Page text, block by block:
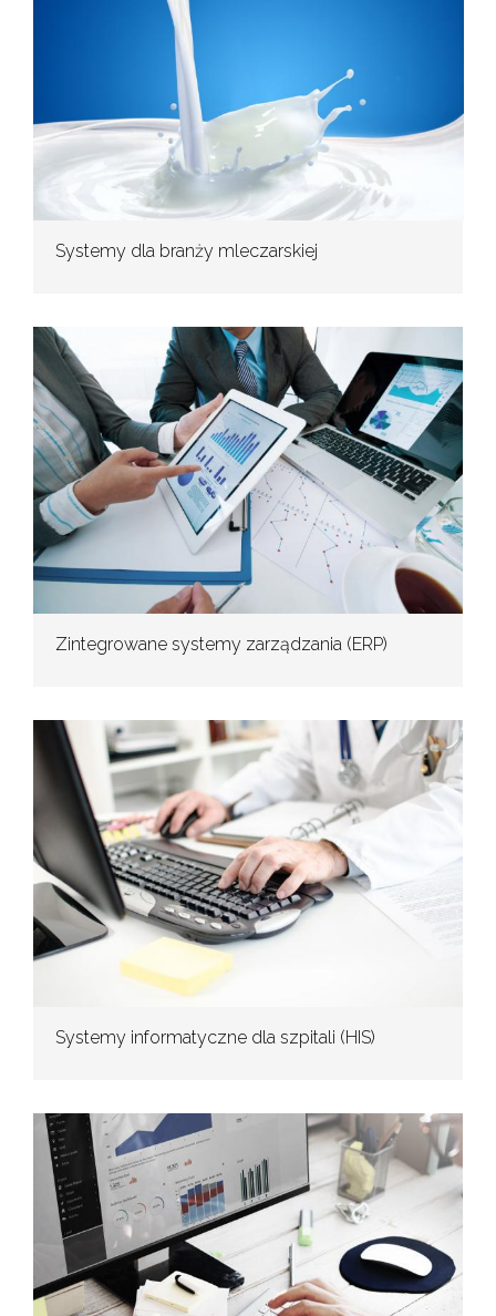
Systemy dla branży mleczarskiej
Zintegrowane systemy zarządzania (ERP)
Systemy informatyczne dla szpitali (HIS)